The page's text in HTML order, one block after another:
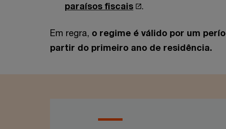
paraísos fiscais
.
Em regra, o regime é válido por um
partir do primeiro ano de residência.